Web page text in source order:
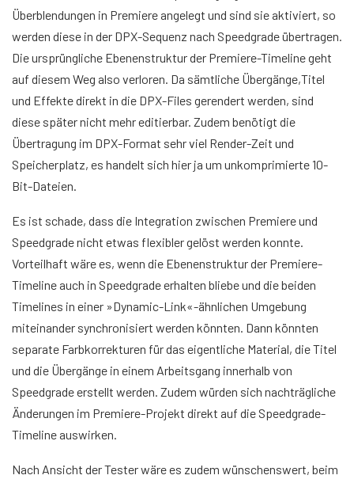
Überblendungen in Premiere angelegt und sind sie aktiviert, so
werden diese in der DPX-Sequenz nach Speedgrade übertragen.
Die ursprüngliche Ebenenstruktur der Premiere-Timeline geht
auf diesem Weg also verloren. Da sämtliche Übergänge,Titel
und Effekte direkt in die DPX-Files gerendert werden, sind
diese später nicht mehr editierbar. Zudem benötigt die
Übertragung im DPX-Format sehr viel Render-Zeit und
Speicherplatz, es handelt sich hier ja um unkomprimierte 10-
Bit-Dateien.
Es ist schade, dass die Integration zwischen Premiere und
Speedgrade nicht etwas flexibler gelöst werden konnte.
Vorteilhaft wäre es, wenn die Ebenenstruktur der Premiere-
Timeline auch in Speedgrade erhalten bliebe und die beiden
Timelines in einer »Dynamic-Link«-ähnlichen Umgebung
miteinander synchronisiert werden könnten. Dann könnten
separate Farbkorrekturen für das eigentliche Material, die Titel
und die Übergänge in einem Arbeitsgang innerhalb von
Speedgrade erstellt werden. Zudem würden sich nachträgliche
Änderungen im Premiere-Projekt direkt auf die Speedgrade-
Timeline auswirken.
Nach Ansicht der Tester wäre es zudem wünschenswert, beim